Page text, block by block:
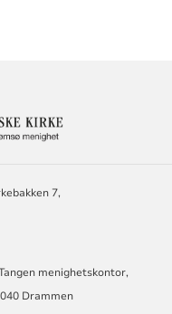
7,
menighetskontor,
Drammen